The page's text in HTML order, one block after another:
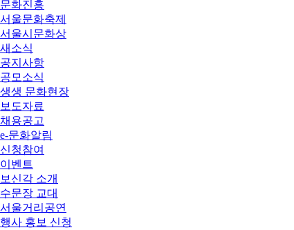
문화진흥
서울문화축제
서울시문화상
새소식
공지사항
공모소식
생생 문화현장
보도자료
채용공고
e-문화알림
신청참여
이벤트
보신각 소개
수문장 교대
서울거리공연
행사 홍보 신청